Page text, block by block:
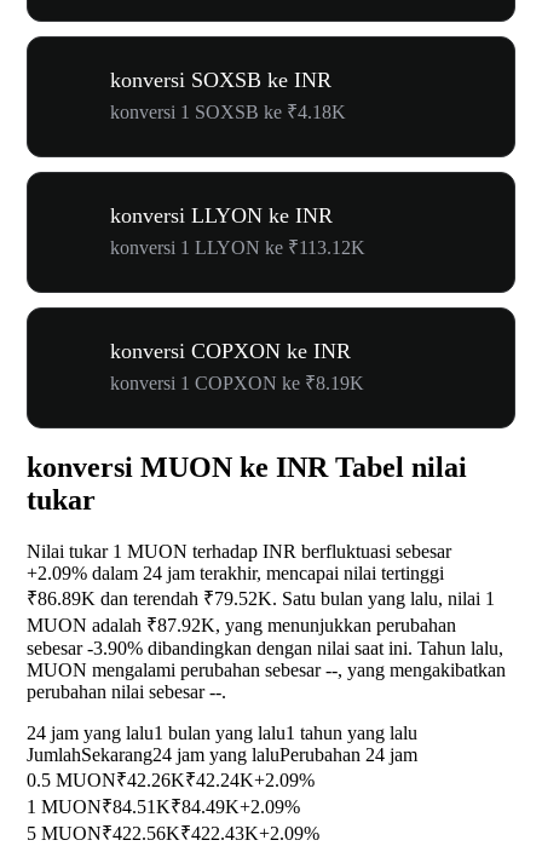
konversi SOXSB ke INR
konversi 1 SOXSB ke ₹4.18K
konversi LLYON ke INR
konversi 1 LLYON ke ₹113.12K
konversi COPXON ke INR
konversi 1 COPXON ke ₹8.19K
konversi MUON ke INR Tabel nilai
tukar
Nilai tukar 1 MUON terhadap INR berfluktuasi sebesar
+2.09% dalam 24 jam terakhir, mencapai nilai tertinggi
₹86.89K dan terendah ₹79.52K. Satu bulan yang lalu, nilai 1
MUON adalah ₹87.92K, yang menunjukkan perubahan
sebesar-3.90% dibandingkan dengan nilai saat ini. Tahun lalu,
MUON mengalami perubahan sebesar--, yang mengakibatkan
perubahan nilai sebesar--.
24 jam yang lalu1 bulan yang lalu1 tahun yang lalu
JumlahSekarang24 jam yang laluPerubahan 24 jam
0.5 MUON₹42.26K₹42.24K+2.09%
1 MUON₹84.51K₹84.49K+2.09%
5 MUON₹422.56K₹422.43K+2.09%